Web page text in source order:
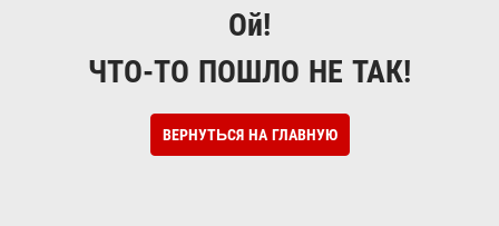
Ой!
ЧТО-ТО ПОШЛО НЕ ТАК!
ВЕРНУТЬСЯ НА ГЛАВНУЮ